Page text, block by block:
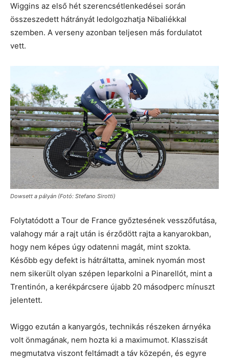
Wiggins az első hét szerencsétlenkedései során
összeszedett hátrányát ledolgozhatja Nibaliékkal
szemben. A verseny azonban teljesen más fordulatot
vett.
Dowsett a pályán (Fotó: Stefano Sirotti)
Folytatódott a Tour de France győztesének vesszőfutása,
valahogy már a rajt után is érződött rajta a kanyarokban,
hogy nem képes úgy odatenni magát, mint szokta.
Később egy defekt is hátráltatta, aminek nyomán most
nem sikerült olyan szépen leparkolni a Pinarellót, mint a
Trentinón, a kerékpárcsere újabb 20 másodperc mínuszt
jelentett.
Wiggo ezután a kanyargós, technikás részeken árnyéka
volt önmagának, nem hozta ki a maximumot. Klasszisát
megmutatva viszont feltámadt a táv közepén, és egyre